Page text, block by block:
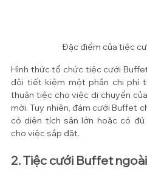
Đặc điểm của tiệc
Hình thức tổ chức tiệc cưới
đôi tiết kiệm một phần chi phí
thuận tiệc cho việc di chuyển
mời. Tuy nhiên, đám cưới Buffet
có diện tích sân lớn hoặc có
cho việc sắp đặt.
2. Tiệc cưới Buffet